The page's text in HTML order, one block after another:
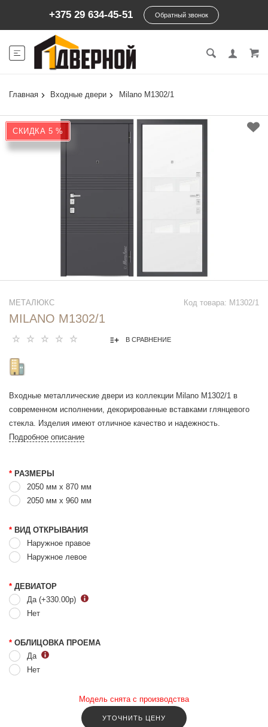
+375 29 634-45-51 Обратный звонок
Главная Входные двери Milano М1302/1
СКИДКА 5 %
Код товара: М1302/1
МЕТАЛЮКС
MILANO М1302/1
В СРАВНЕНИЕ
Входные металлические двери из коллекции Milano М1302/1 в
современном исполнении, декорированные вставками глянцевого
стекла. Изделия имеют отличное качество и надежность.
Подробное описание
* РАЗМЕРЫ
2050 мм х 870 мм
2050 мм x 960 мм
* ВИД ОТКРЫВАНИЯ
Наружное правое
Наружное левое
* ДЕВИАТОР
Да (+330.00р)
Нет
* ОБЛИЦОВКА ПРОЕМА
Да
Нет
Модель снята с производства
УТОЧНИТЬ ЦЕНУ